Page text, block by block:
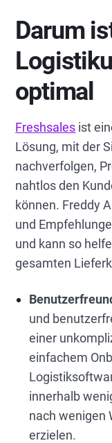
Darum
optimal
Freshsales ist
Lösung, mit der
nachverfolgen,
nahtlos den
können. Freddy
und
und kann so
gesamten
und
einer
einfachem
innerhalb
nach wenigen
erzielen.